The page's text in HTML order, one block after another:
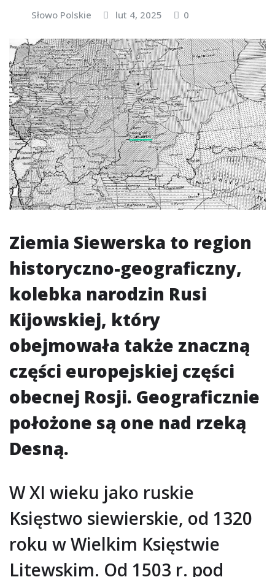
Słowo Polskie lut 4, 2025 0
Ziemia Siewerska to region
historyczno-geograficzny,
kolebka narodzin Rusi
Kijowskiej, który
obejmowała także znaczną
części europejskiej części
obecnej Rosji. Geograficznie
położone są one nad rzeką
Desną.
W XI wieku jako ruskie
Księstwo siewierskie, od 1320
roku w Wielkim Księstwie
Litewskim. Od 1503 r. pod